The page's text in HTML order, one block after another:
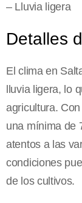
– Lluvia ligera
Detalles
El clima en
lluvia ligera, lo
agricultura.
una mínima de
atentos a las
condiciones
de los cultivos.